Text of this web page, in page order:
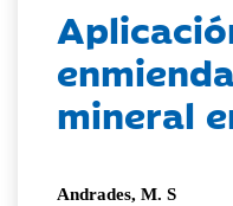
mineral
Andrades, M. S